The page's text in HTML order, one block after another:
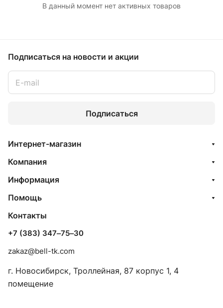
В данный момент нет активных товаров
Подписаться на новости и акции
Подписаться
Интернет-магазин
Компания
Информация
Помощь
Контакты
+7 (383) 347‒75‒30
zakaz@bell-tk.com
г. Новосибирск, ​Троллейная, 87 корпус 1, 4
помещение